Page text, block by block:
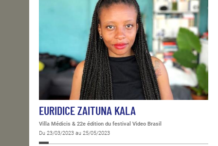
EURIDICE ZAITUNA KALA
Villa Médicis & 22e édition du festival Video Brasil
Du 23/03/2023 au 25/05/2023